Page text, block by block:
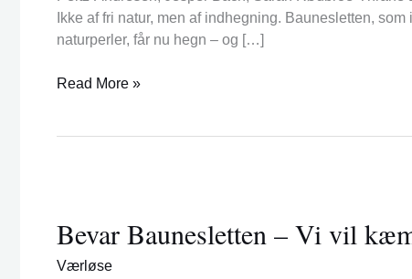
Ikke af fri natur, men af indhegning. Baunesletten,
naturperler, får nu hegn – og […]
og
naturen
og
mister
Read More »
Bevar Baunesletten – Vi vil
Værløse
–
Vi
vil